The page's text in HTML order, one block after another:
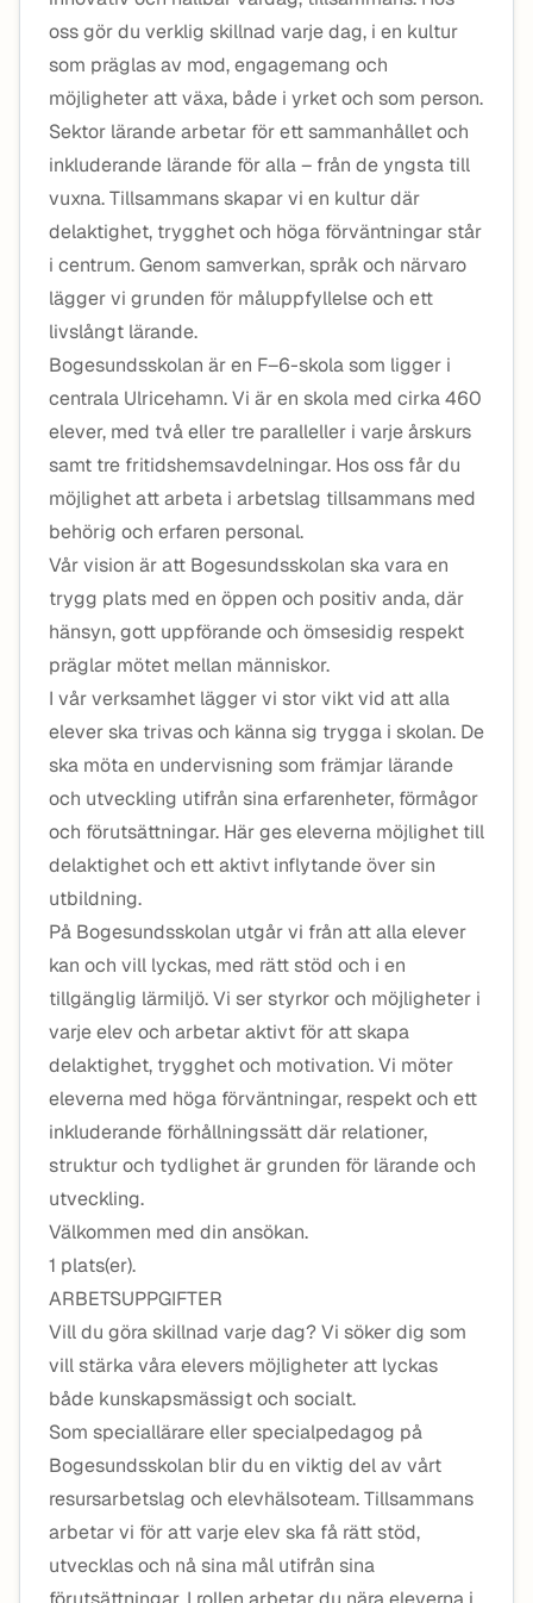
oss gör du verklig skillnad varje dag, i en kultur
som präglas av mod, engagemang och
möjligheter att växa, både i yrket och som person.
Sektor lärande arbetar för ett sammanhållet och
inkluderande lärande för alla – från de yngsta till
vuxna. Tillsammans skapar vi en kultur där
delaktighet, trygghet och höga förväntningar står
i centrum. Genom samverkan, språk och närvaro
lägger vi grunden för måluppfyllelse och ett
livslångt lärande.
Bogesundsskolan är en F–6-skola som ligger i
centrala Ulricehamn. Vi är en skola med cirka 460
elever, med två eller tre paralleller i varje årskurs
samt tre fritidshemsavdelningar. Hos oss får du
möjlighet att arbeta i arbetslag tillsammans med
behörig och erfaren personal.
Vår vision är att Bogesundsskolan ska vara en
trygg plats med en öppen och positiv anda, där
hänsyn, gott uppförande och ömsesidig respekt
präglar mötet mellan människor.
I vår verksamhet lägger vi stor vikt vid att alla
elever ska trivas och känna sig trygga i skolan. De
ska möta en undervisning som främjar lärande
och utveckling utifrån sina erfarenheter, förmågor
och förutsättningar. Här ges eleverna möjlighet till
delaktighet och ett aktivt inflytande över sin
utbildning.
På Bogesundsskolan utgår vi från att alla elever
kan och vill lyckas, med rätt stöd och i en
tillgänglig lärmiljö. Vi ser styrkor och möjligheter i
varje elev och arbetar aktivt för att skapa
delaktighet, trygghet och motivation. Vi möter
eleverna med höga förväntningar, respekt och ett
inkluderande förhållningssätt där relationer,
struktur och tydlighet är grunden för lärande och
utveckling.
Välkommen med din ansökan.
1 plats(er).
ARBETSUPPGIFTER
Vill du göra skillnad varje dag? Vi söker dig som
vill stärka våra elevers möjligheter att lyckas
både kunskapsmässigt och socialt.
Som speciallärare eller specialpedagog på
Bogesundsskolan blir du en viktig del av vårt
resursarbetslag och elevhälsoteam. Tillsammans
arbetar vi för att varje elev ska få rätt stöd,
utvecklas och nå sina mål utifrån sina